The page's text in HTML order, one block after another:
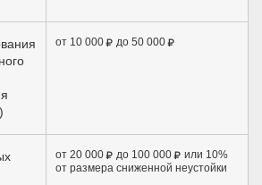
от 10 000 до 50 000
от 20 000 до 100 000
или 10%
от размера сниженной неустойки